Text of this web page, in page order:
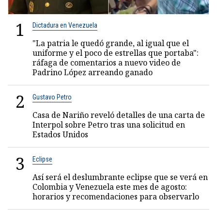
1 Dictadura en Venezuela
"La patria le quedó grande, al igual que el
uniforme y el poco de estrellas que portaba":
ráfaga de comentarios a nuevo video de
Padrino López arreando ganado
2 Gustavo Petro
Casa de Nariño reveló detalles de una carta de
Interpol sobre Petro tras una solicitud en
Estados Unidos
3 Eclipse
Así será el deslumbrante eclipse que se verá en
Colombia y Venezuela este mes de agosto:
horarios y recomendaciones para observarlo